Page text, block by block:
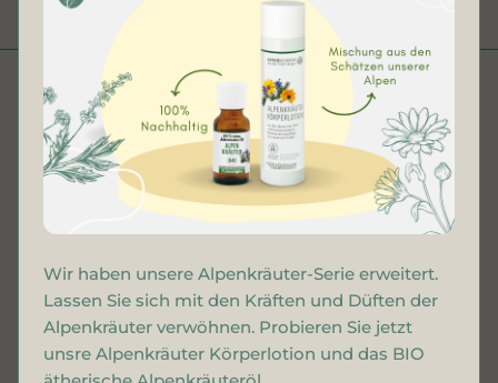
Bio Nelkenöl
Wir haben unsere Alpenkräuter-Serie erweitert.
Lassen Sie sich mit den Kräften und Düften der
Alpenkräuter verwöhnen. Probieren Sie jetzt
unsre Alpenkräuter Körperlotion und das BIO